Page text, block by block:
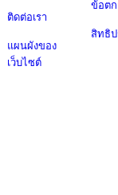
ติดต่อเรา
แผนผังของ
เว็บไซต์
ข้อตก
สิทธิป